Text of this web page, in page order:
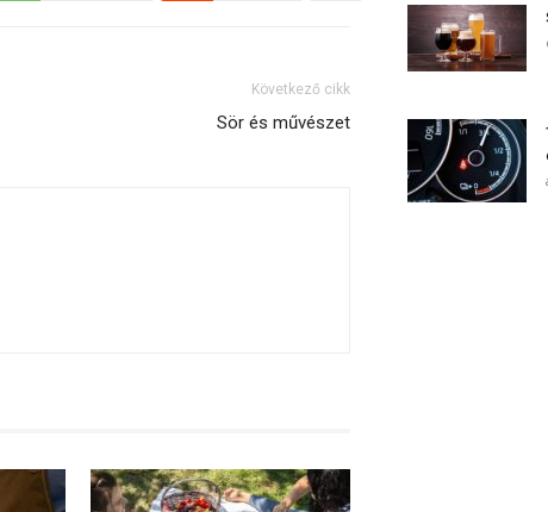
Következő cikk
Sör és művészet